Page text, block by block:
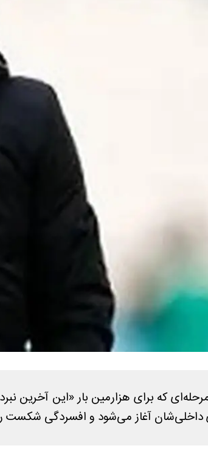
که برای هزارمین بار «این آخرین
آغاز می‌شود و افسردگی شکست